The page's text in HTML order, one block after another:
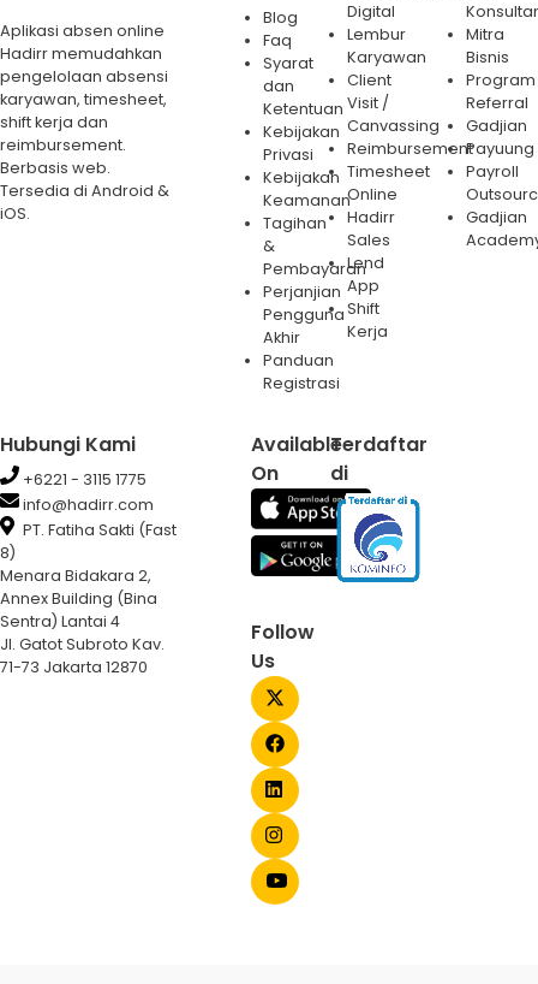
Aplikasi absen online
Hadirr memudahkan
pengelolaan absensi
karyawan, timesheet,
shift kerja dan
reimbursement.
Berbasis web.
Tersedia di Android &
iOS.
Blog
Faq
Syarat
dan
Ketentuan
Kebijakan
Privasi
Kebijakan
Keamanan
Tagihan
&
Pembayaran
Perjanjian
Pengguna
Akhir
Panduan
Registrasi
Digital
Lembur
Karyawan
Client
Visit /
Canvassing
Reimbursement
Timesheet
Online
Hadirr
Sales
Lend
App
Shift
Kerja
Mitra
Bisnis
Program
Referral
Gadjian
Payuung
Payroll
Gadjian
Hubungi Kami
+6221 - 3115 1775
info@hadirr.com
PT. Fatiha Sakti (Fast
8)
Menara Bidakara 2,
Annex Building (Bina
Sentra) Lantai 4
Jl. Gatot Subroto Kav.
71-73 Jakarta 12870
Available
On
Follow
Us
Terdaftar
di